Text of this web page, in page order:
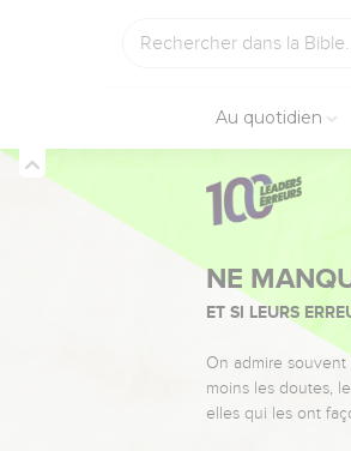
Au quotidien
NE
ET SI LEURS
On admire souvent
moins les doutes,
elles qui les ont